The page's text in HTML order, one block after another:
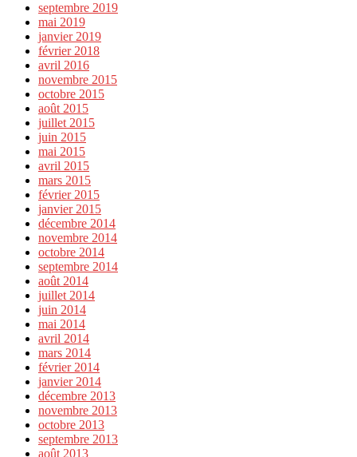
septembre 2019
mai 2019
janvier 2019
février 2018
avril 2016
novembre 2015
octobre 2015
août 2015
juillet 2015
juin 2015
mai 2015
avril 2015
mars 2015
février 2015
janvier 2015
décembre 2014
novembre 2014
octobre 2014
septembre 2014
août 2014
juillet 2014
juin 2014
mai 2014
avril 2014
mars 2014
février 2014
janvier 2014
décembre 2013
novembre 2013
octobre 2013
septembre 2013
août 2013